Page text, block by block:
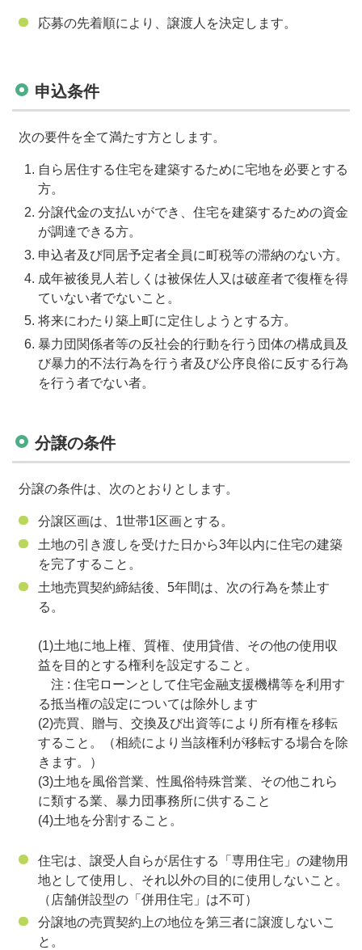
応募の先着順により、譲渡人を決定します。
申込条件
次の要件を全て満たす方とします。
自ら居住する住宅を建築するために宅地を必要とする
方。
分譲代金の支払いができ、住宅を建築するための資金
が調達できる方。
申込者及び同居予定者全員に町税等の滞納のない方。
成年被後見人若しくは被保佐人又は破産者で復権を得
ていない者でないこと。
将来にわたり築上町に定住しようとする方。
暴力団関係者等の反社会的行動を行う団体の構成員及
び暴力的不法行為を行う者及び公序良俗に反する行為
を行う者でない者。
分譲の条件
分譲の条件は、次のとおりとします。
分譲区画は、 1世帯1区画とする。
土地の引き渡しを受けた日から3年以内に住宅の建築
を完了すること。
土地売買契約締結後、5年間は、次の行為を禁止す
る。
(1)土地に地上権、質権、使用貸借、その他の使用収
益を目的とする権利を設定すること。
注 : 住宅ローンとして住宅金融支援機構等を利用す
る抵当権の設定については除外します
(2)売買、贈与、交換及び出資等により所有権を移転
すること。（相続により当該権利が移転する場合を除
きます。）
(3)土地を風俗営業、性風俗特殊営業、その他これら
に類する業、暴力団事務所に供すること
(4)土地を分割すること。
住宅は、譲受人自らが居住する「専用住宅」の建物用
地として使用し、それ以外の目的に使用しないこと。
（店舗併設型の「併用住宅」は不可）
分譲地の売買契約上の地位を第三者に譲渡しないこ
と。